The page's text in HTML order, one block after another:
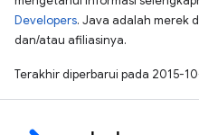
Developers. Java adalah merek
dan/atau afiliasinya.
Terakhir diperbarui pada 2015-